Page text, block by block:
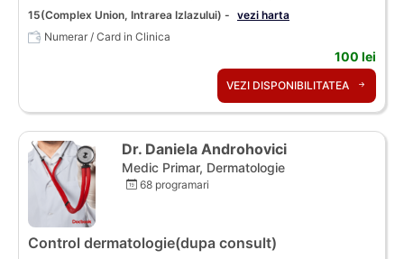
15(Complex Union, Intrarea Izlazului) - vezi harta
Numerar / Card in Clinica
100 lei
VEZI DISPONIBILITATEA
Dr. Daniela Androhovici
Medic Primar, Dermatologie
68 programari
Control dermatologie(dupa consult)